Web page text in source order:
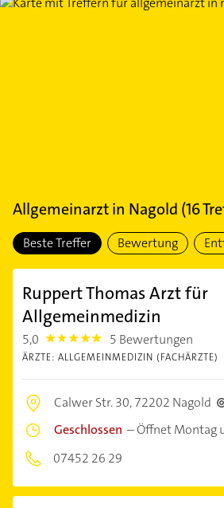
Allgemeinarztin Nagold (16
Beste Treffer Bewertung
Ruppert Thomas Arzt für
Allgemeinmedizin
5,0 5.0 5 Bewertungen
ÄRZTE: ALLGEMEINMEDIZIN (FACHÄRZTE)
Calwer Str. 30,72202 Nagold
Geschlossen –Öffnet Montag
07452 26 29